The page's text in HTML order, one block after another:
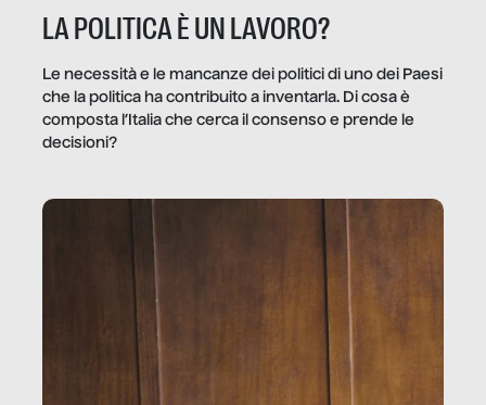
LA POLITICA È UN LAVORO?
Le necessità e le mancanze dei politici di uno dei Paesi
che la politica ha contribuito a inventarla. Di cosa è
composta l’Italia che cerca il consenso e prende le
decisioni?